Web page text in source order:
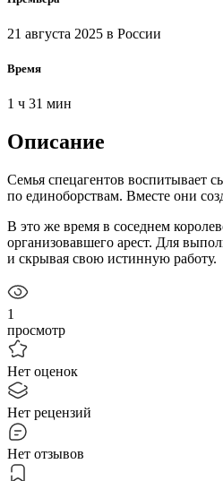
21 августа 2025 в России
Время
1 ч 31 мин
Описание
Семья спецагентов воспитывает
по единоборствам. Вместе они
В это же время в соседнем
организовавшего арест. Для
и скрывая свою истинную работу.
1
просмотр
Нет оценок
Нет рецензий
Нет отзывов